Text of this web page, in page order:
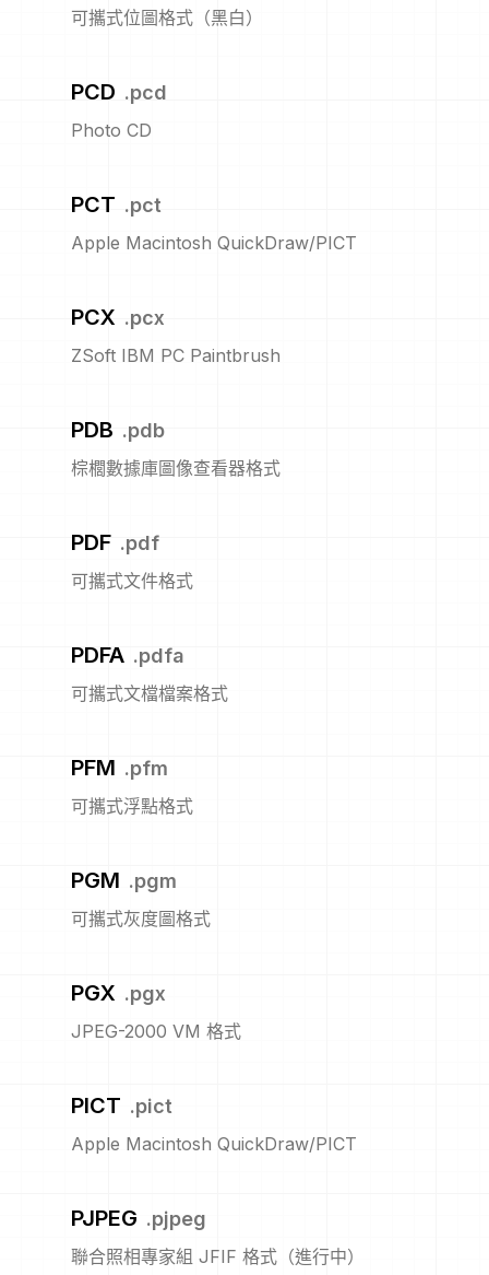
可攜式位圖格式（黑白）
PCD .pcd
Photo CD
PCT .pct
Apple Macintosh QuickDraw/PICT
PCX .pcx
ZSoft IBM PC Paintbrush
PDB .pdb
棕櫚數據庫圖像查看器格式
PDF .pdf
可攜式文件格式
PDFA .pdfa
可攜式文檔檔案格式
PFM .pfm
可攜式浮點格式
PGM .pgm
可攜式灰度圖格式
PGX .pgx
JPEG-2000 VM 格式
PICT .pict
Apple Macintosh QuickDraw/PICT
PJPEG .pjpeg
聯合照相專家組 JFIF 格式（進行中）